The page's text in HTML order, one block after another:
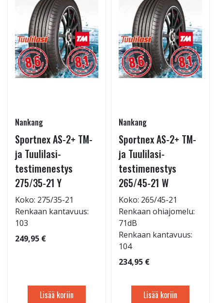
Nankang
Sportnex AS-2+ TM-
ja Tuulilasi-
testimenestys
275/35-21 Y
Koko: 275/35-21
Renkaan kantavuus:
103
249,95 €
Lisää koriin
Nankang
Sportnex AS-2+ TM-
ja Tuulilasi-
testimenestys
265/45-21 W
Koko: 265/45-21
Renkaan ohiajomelu:
71dB
Renkaan kantavuus:
104
234,95 €
Lisää koriin